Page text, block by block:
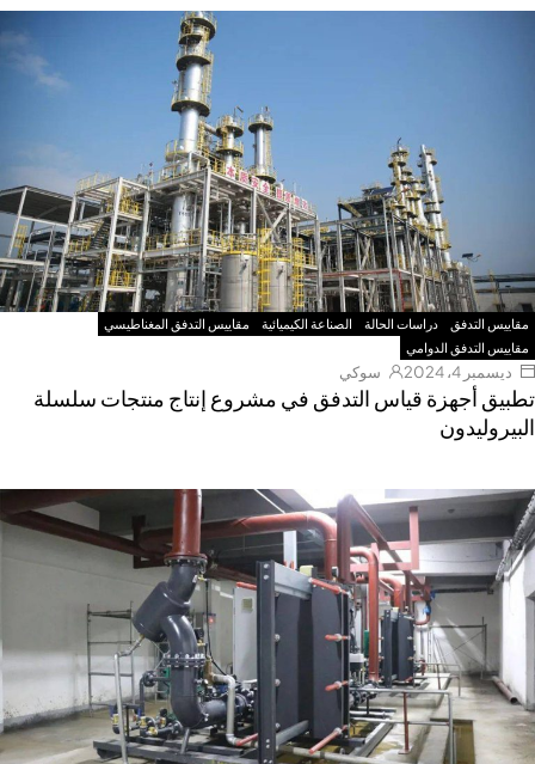
مقاييس التدفق دراسات الحالة الصناعة الكيميائية
مقاييس التدفق المغناطيسي
مقاييس التدفق الدوامي
ديسمبر 4، 2024 سوكي
أجهزة قياس التدفق في مشروع إنتاج منتجات سلسلة